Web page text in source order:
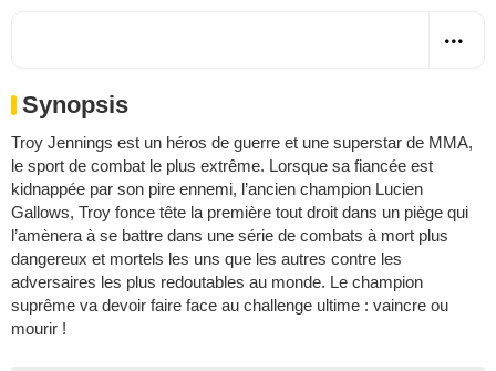
Synopsis
Troy Jennings est un héros de guerre et une superstar de MMA,
le sport de combat le plus extrême. Lorsque sa fiancée est
kidnappée par son pire ennemi, l’ancien champion Lucien
Gallows, Troy fonce tête la première tout droit dans un piège qui
l’amènera à se battre dans une série de combats à mort plus
dangereux et mortels les uns que les autres contre les
adversaires les plus redoutables au monde. Le champion
suprême va devoir faire face au challenge ultime : vaincre ou
mourir !